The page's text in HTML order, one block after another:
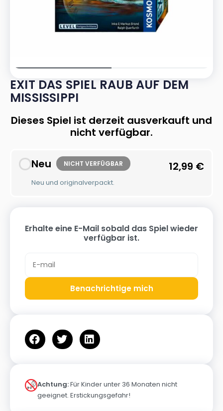
EXIT DAS SPIEL RAUB AUF DEM
MISSISSIPPI
Dieses Spiel ist derzeit ausverkauft und
nicht verfügbar.
Neu NICHT VERFÜGBAR
Neu und originalverpackt.
12,99 €
Erhalte eine E-Mail sobald das Spiel wieder
verfügbar ist.
Benachrichtige mich
Achtung:Für Kinder unter 36 Monaten nicht
geeignet. Erstickungsgefahr!